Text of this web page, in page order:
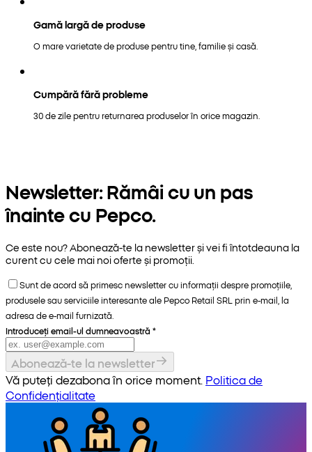
Gamă largă de produse
O mare varietate de produse pentru tine, familie și casă.
Cumpără fără probleme
30 de zile pentru returnarea produselor în orice magazin.
Newsletter: Rămâi cu un pas
înainte cu Pepco.
Ce este nou? Abonează-te la newsletter și vei fi întotdeauna la
curent cu cele mai noi oferte și promoții.
Sunt de acord să primesc newsletter cu informații despre promoțiile,
produsele sau serviciile interesante ale Pepco Retail SRL prin e-mail, la
adresa de e-mail furnizată.
Introduceți email-ul dumneavoastră *
Abonează-te la newsletter
Vă puteți dezabona în orice moment. Politica de
Confidențialitate